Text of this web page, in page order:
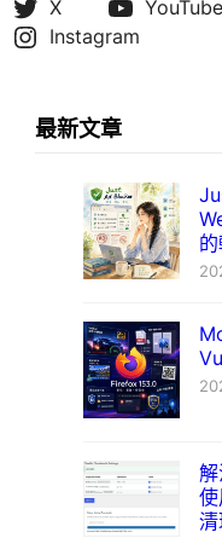
X YouTube
Instagram
最新文章